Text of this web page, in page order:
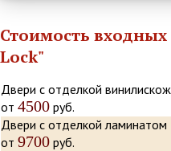
Стоимость
Lock"
Двери с отделкой
от 4500 руб.
Двери с отделкой ламинатом
от 9700 руб.